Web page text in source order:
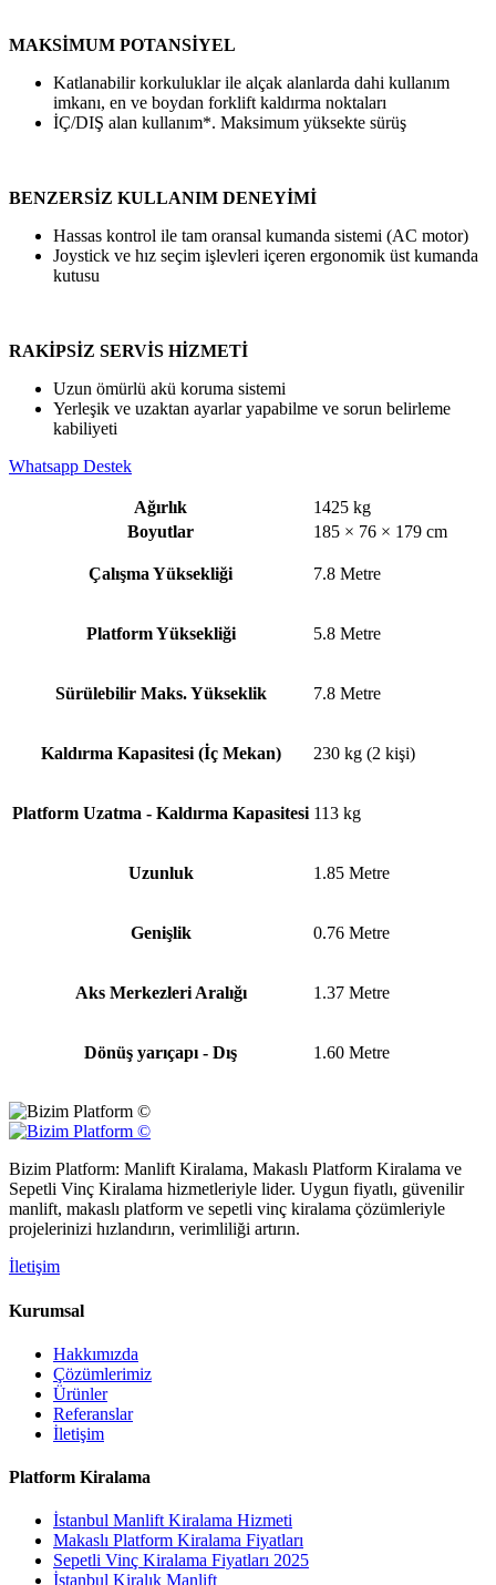
MAKSİMUM POTANSİYEL
Katlanabilir korkuluklar ile alçak alanlarda dahi kullanım
imkanı, en ve boydan forklift kaldırma noktaları
İÇ/DIŞ alan kullanım*. Maksimum yüksekte sürüş
BENZERSİZ KULLANIM DENEYİMİ
Hassas kontrol ile tam oransal kumanda sistemi (AC motor)
Joystick ve hız seçim işlevleri içeren ergonomik üst kumanda
kutusu
RAKİPSİZ SERVİS HİZMETİ
Uzun ömürlü akü koruma sistemi
Yerleşik ve uzaktan ayarlar yapabilme ve sorun belirleme
kabiliyeti
Whatsapp Destek
Ağırlık
1425 kg
Boyutlar
185 × 76 × 179 cm
Çalışma Yüksekliği 7.8 Metre
Platform Yüksekliği 5.8 Metre
Sürülebilir Maks. Yükseklik 7.8 Metre
Kaldırma Kapasitesi (İç Mekan) 230 kg (2 kişi)
Platform Uzatma - Kaldırma Kapasitesi 113 kg
Uzunluk 1.85 Metre
Genişlik 0.76 Metre
Aks Merkezleri Aralığı 1.37 Metre
Dönüş yarıçapı - Dış 1.60 Metre
Bizim Platform: Manlift Kiralama, Makaslı Platform Kiralama ve
Sepetli Vinç Kiralama hizmetleriyle lider. Uygun fiyatlı, güvenilir
manlift, makaslı platform ve sepetli vinç kiralama çözümleriyle
projelerinizi hızlandırın, verimliliği artırın.
İletişim
Kurumsal
Hakkımızda
Çözümlerimiz
Ürünler
Referanslar
İletişim
Platform Kiralama
İstanbul Manlift Kiralama Hizmeti
Makaslı Platform Kiralama Fiyatları
Sepetli Vinç Kiralama Fiyatları 2025
İstanbul Kiralık Manlift